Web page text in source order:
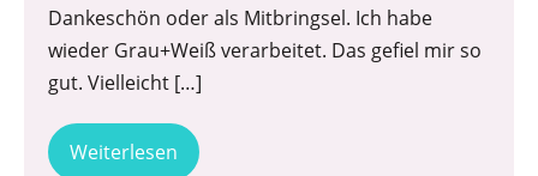
Dankeschön oder als Mitbringsel. Ich habe
wieder Grau+Weiß verarbeitet. Das gefiel mir so
gut. Vielleicht […]
Weiterlesen